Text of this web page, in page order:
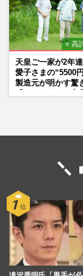
⭐ 高
天皇ご一家が2年連
愛子さまの“5500
製造元が明かす驚